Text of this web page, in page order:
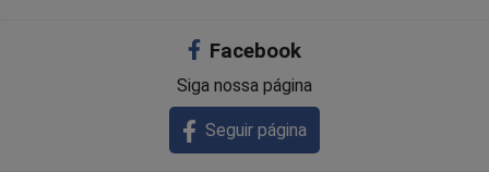
Facebook
Siga nossa página
Seguir página